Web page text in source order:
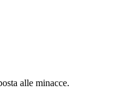
alle minacce.